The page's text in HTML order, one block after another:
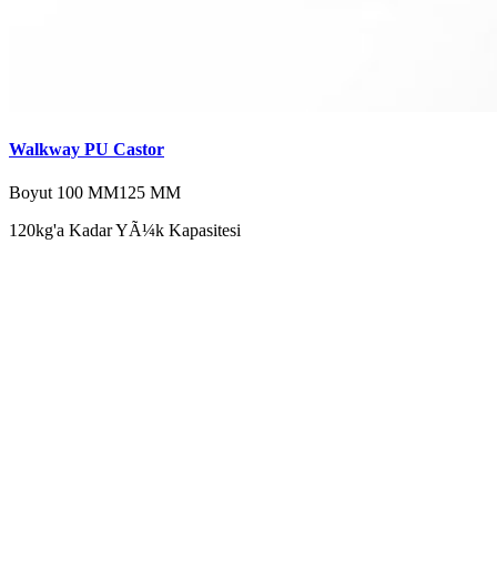
Walkway PU Castor
Boyut 100 MM125 MM
120kg'a Kadar YÃ¼k Kapasitesi